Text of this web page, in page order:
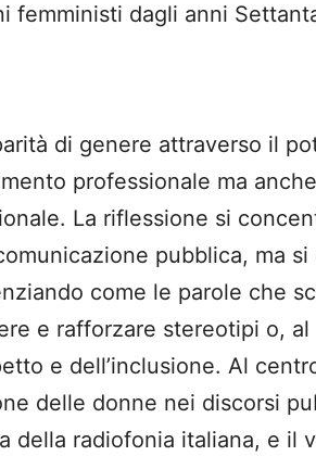
femministi dagli anni
di genere attraverso il
professionale ma
La riflessione si
pubblica, ma si
come le parole che
e rafforzare stereotipi o,
e dell’inclusione. Al
delle donne nei discorsi
della radiofonia italiana, e il